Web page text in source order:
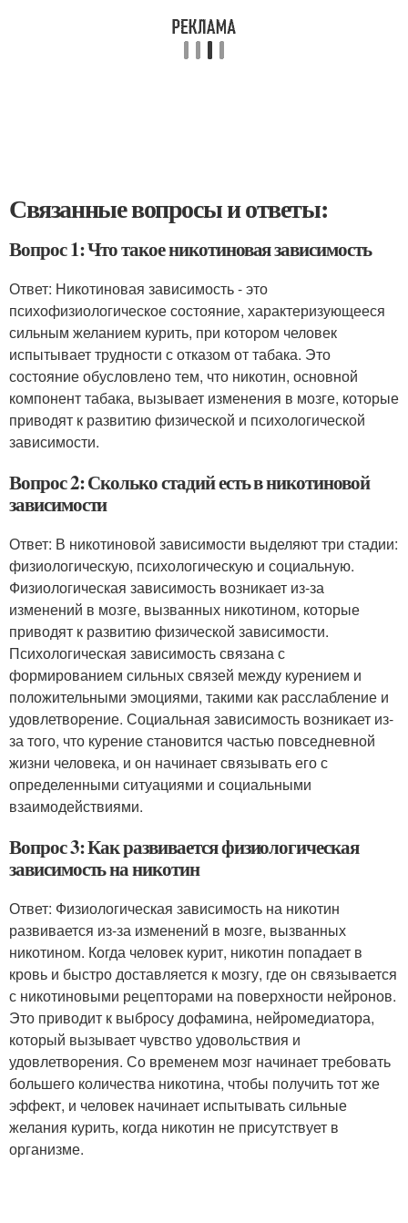
Связанные вопросы и ответы:
Вопрос 1: Что такое никотиновая зависимость
Ответ: Никотиновая зависимость - это
психофизиологическое состояние, характеризующееся
сильным желанием курить, при котором человек
испытывает трудности с отказом от табака. Это
состояние обусловлено тем, что никотин, основной
компонент табака, вызывает изменения в мозге, которые
приводят к развитию физической и психологической
зависимости.
Вопрос 2: Сколько стадий есть в никотиновой
зависимости
Ответ: В никотиновой зависимости выделяют три стадии:
физиологическую, психологическую и социальную.
Физиологическая зависимость возникает из-за
изменений в мозге, вызванных никотином, которые
приводят к развитию физической зависимости.
Психологическая зависимость связана с
формированием сильных связей между курением и
положительными эмоциями, такими как расслабление и
удовлетворение. Социальная зависимость возникает из-
за того, что курение становится частью повседневной
жизни человека, и он начинает связывать его с
определенными ситуациями и социальными
взаимодействиями.
Вопрос 3: Как развивается физиологическая
зависимость на никотин
Ответ: Физиологическая зависимость на никотин
развивается из-за изменений в мозге, вызванных
никотином. Когда человек курит, никотин попадает в
кровь и быстро доставляется к мозгу, где он связывается
с никотиновыми рецепторами на поверхности нейронов.
Это приводит к выбросу дофамина, нейромедиатора,
который вызывает чувство удовольствия и
удовлетворения. Со временем мозг начинает требовать
большего количества никотина, чтобы получить тот же
эффект, и человек начинает испытывать сильные
желания курить, когда никотин не присутствует в
организме.